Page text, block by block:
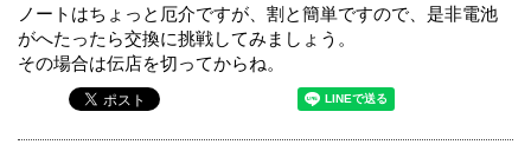
ノートはちょっと厄介ですが、割と簡単ですので、是非電池
がへたったら交換に挑戦してみましょう。
その場合は伝店を切ってからね。